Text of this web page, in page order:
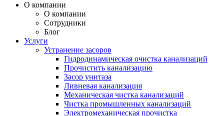
О компании
О компании
Сотрудники
Блог
Услуги
Устранение засоров
Гидродинамическая очистка канализаций
Прочистить канализацию
Засор унитаза
Ливневая канализация
Механическая чистка канализаций
Чистка промышленных канализаций
Электромеханическая прочистка